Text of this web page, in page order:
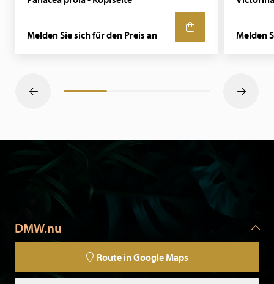
Melden Sie sich für den Preis an Melden
DMW.nu
Route in Google Maps